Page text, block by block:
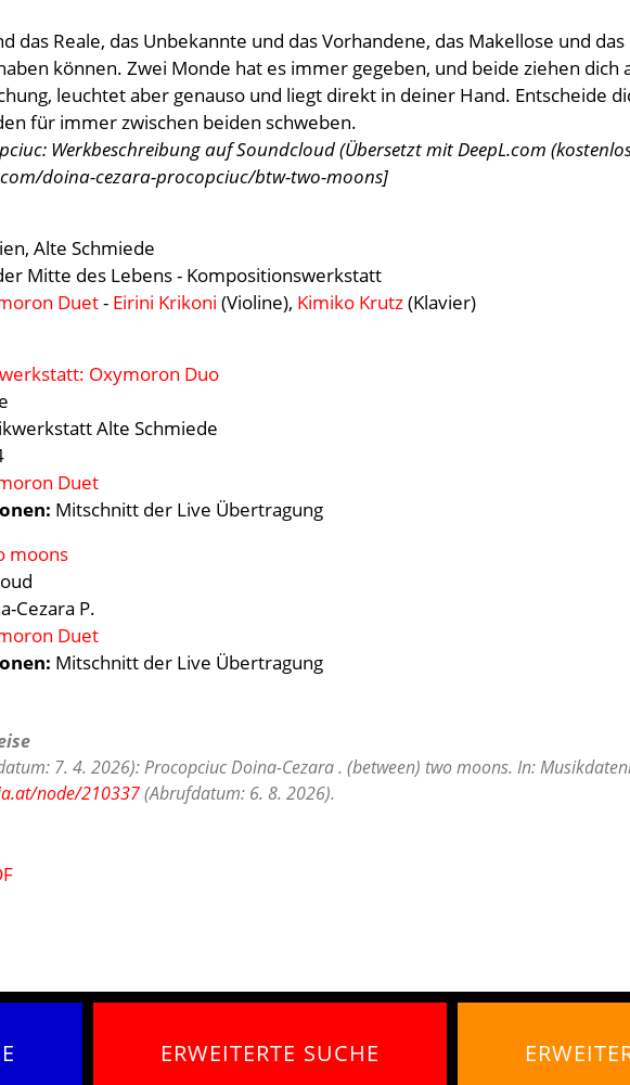
das Reale, das Unbekannte und das Vorhandene, das Makellose und
können. Zwei Monde hat es immer gegeben, und beide ziehen
leuchtet aber genauso und liegt direkt in deiner Hand. Entscheide
für immer zwischen beiden schweben.
Werkbeschreibung auf Soundcloud (Übersetzt mit DeepL.com
doina-cezara-procopciuc/btw-two-moons]
Alte Schmiede
Mitte des Lebens - Kompositionswerkstatt
Duet- Eirini Krikoni (Violine), Kimiko Krutz(Klavier)
Oxymoron Duo
Alte Schmiede
Duet
Mitschnitt der Live Übertragung
moons
Cezara P.
Duet
Mitschnitt der Live Übertragung
7. 4. 2026): Procopciuc Doina-Cezara . (between) two moons. In:
node/210337(Abrufdatum: 6. 8. 2026).
ERWEITERTE SUCHE